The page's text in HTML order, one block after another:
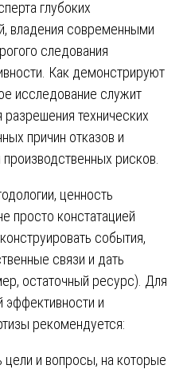
глубоких
владения современными
следования
Как демонстрируют
исследование служит
технических
причин отказов и
рисков.
ценность
просто констатацией
события,
связи и дать
остаточный ресурс). Для
эффективности и
рекомендуется:
и вопросы, на которые